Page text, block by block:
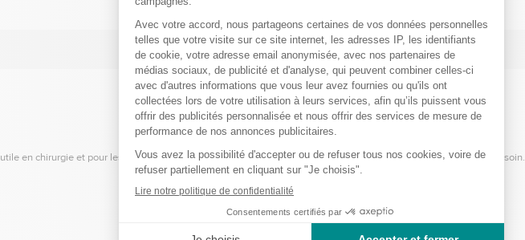
DESCRIPTION DU PRODUIT
utile en chirurgie et pour les soins particuliers à domicile. Sa dimension permet de recouvrir le patient le temps du soin.